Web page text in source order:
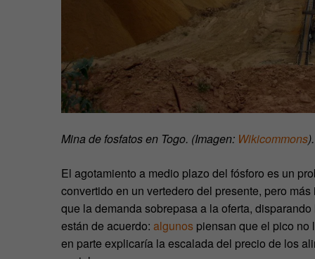
Mina de fosfatos en Togo. (Imagen: Wikicommons).
El agotamiento a medio plazo del fósforo es un
convertido en un vertedero del presente, pero
que la demanda sobrepasa a la oferta,
están de acuerdo: algunos piensan que el pico no
en parte explicaría la escalada del precio de los